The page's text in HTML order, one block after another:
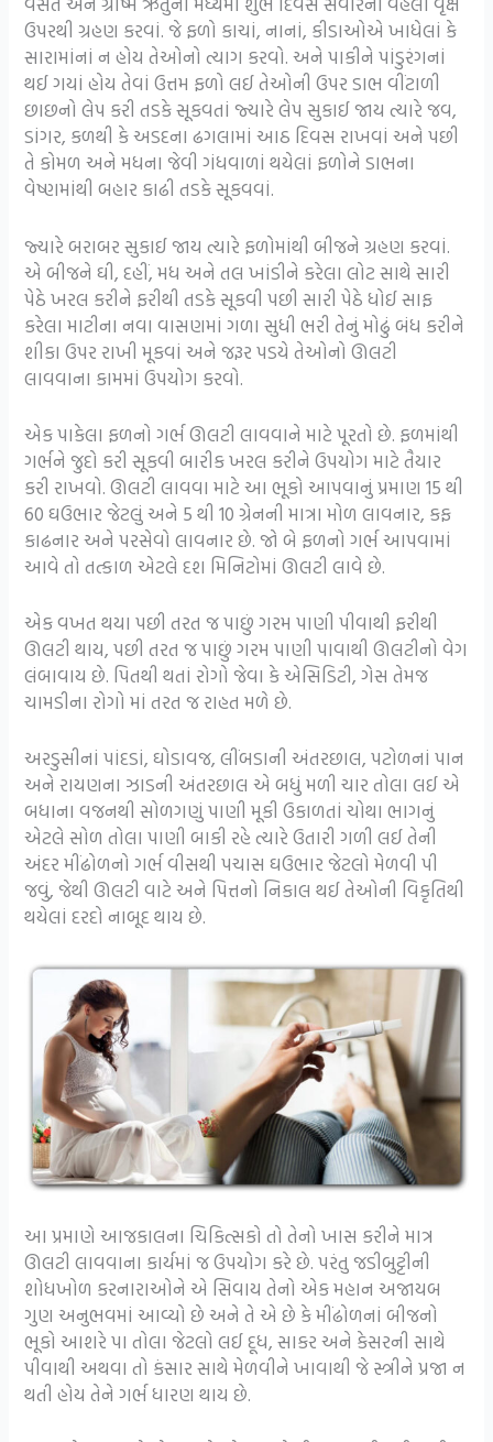
ઉપરથી ગ્રહણ કરવાં. જે ફળો કાચાં, નાનાં, કીડાઓએ ખાધેલાં કે
સારામાંનાં ન હોય તેઓનો ત્યાગ કરવો. અને પાકીને પાંડુરંગનાં
થઈ ગયાં હોય તેવાં ઉત્તમ ફળો લઈ તેઓની ઉપર ડાભ વીંટાળી
છાછનો લેપ કરી તડકે સૂકવતાં જ્યારે લેપ સુકાઈ જાય ત્યારે જવ,
ડાંગર, કળથી કે અડદના ઢગલામાં આઠ દિવસ રાખવાં અને પછી
તે કોમળ અને મધના જેવી ગંધવાળાં થયેલાં ફળોને ડાભના
વેષ્ણમાંથી બહાર કાઢી તડકે સૂકવવાં.
જ્યારે બરાબર સુકાઈ જાય ત્યારે ફળોમાંથી બીજને ગ્રહણ કરવાં.
એ બીજને ઘી, દહીં, મધ અને તલ ખાંડીને કરેલા લોટ સાથે સારી
પેઠે ખરલ કરીને ફરીથી તડકે સૂકવી પછી સારી પેઠે ધોઈ સાફ
કરેલા માટીના નવા વાસણમાં ગળા સુધી ભરી તેનું મોઢું બંધ કરીને
શીકા ઉપર રાખી મૂકવાં અને જરૂર પડયે તેઓનો ઊલટી
લાવવાના કામમાં ઉપયોગ કરવો.
એક પાકેલા ફળનો ગર્ભ ઊલટી લાવવાને માટે પૂરતો છે. ફળમાંથી
ગર્ભને જુદો કરી સૂકવી બારીક ખરલ કરીને ઉપયોગ માટે તૈયાર
કરી રાખવો. ઊલટી લાવવા માટે આ ભૂકો આપવાનું પ્રમાણ 15 થી
60 ઘઉભાર જેટલું અને 5 થી 10 ગ્રેનની માત્રા મોળ લાવનાર, કફ
કાઢનાર અને પરસેવો લાવનાર છે. જો બે ફળનો ગર્ભ આપવામાં
આવે તો તત્કાળ એટલે દશ મિનિટોમાં ઊલટી લાવે છે.
એક વખત થયા પછી તરત જ પાછું ગરમ પાણી પીવાથી ફરીથી
ઊલટી થાય, પછી તરત જ પાછું ગરમ પાણી પાવાથી ઊલટીનો વેગ
લંબાવાય છે. પિતથી થતાં રોગો જેવા કે એસિડિટી, ગેસ તેમજ
ચામડીના રોગો માં તરત જ રાહત મળે છે.
અરડુસીનાં પાંદડાં, ઘોડાવજ, લીંબડાની અંતરછાલ, પટોળનાં પાન
અને રાયણના ઝાડની અંતરછાલ એ બધું મળી ચાર તોલા લઈ એ
બધાના વજનથી સોળગણું પાણી મૂકી ઉકાળતાં ચોથા ભાગનું
એટલે સોળ તોલા પાણી બાકી રહે ત્યારે ઉતારી ગળી લઈ તેની
અંદર મીંઢોળનો ગર્ભ વીસથી પચાસ ઘઉભાર જેટલો મેળવી પી
જવું, જેથી ઊલટી વાટે અને પિત્તનો નિકાલ થઈ તેઓની વિકૃતિથી
થયેલાં દરદો નાબૂદ થાય છે.
આ પ્રમાણે આજકાલના ચિકિત્સકો તો તેનો ખાસ કરીને માત્ર
ઊલટી લાવવાના કાર્યમાં જ ઉપયોગ કરે છે. પરંતુ જડીબુટ્ટીની
શોધખોળ કરનારાઓને એ સિવાય તેનો એક મહાન અજાયબ
ગુણ અનુભવમાં આવ્યો છે અને તે એ છે કે મીંઢોળનાં બીજનો
ભૂકો આશરે પા તોલા જેટલો લઈ દૂધ, સાકર અને કેસરની સાથે
પીવાથી અથવા તો કંસાર સાથે મેળવીને ખાવાથી જે સ્ત્રીને પ્રજા ન
થતી હોય તેને ગર્ભ ધારણ થાય છે.